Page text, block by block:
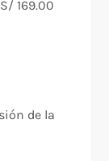
S/ 169.00
de la